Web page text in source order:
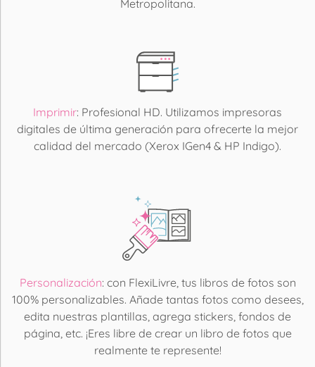
Metropolitana.
Imprimir: Profesional HD. Utilizamos impresoras
digitales de última generación para ofrecerte la mejor
calidad del mercado (Xerox IGen4 & HP Indigo).
Personalización: con FlexiLivre, tus libros de fotos son
100% personalizables. Añade tantas fotos como desees,
edita nuestras plantillas, agrega stickers, fondos de
página, etc. ¡Eres libre de crear un libro de fotos que
realmente te represente!